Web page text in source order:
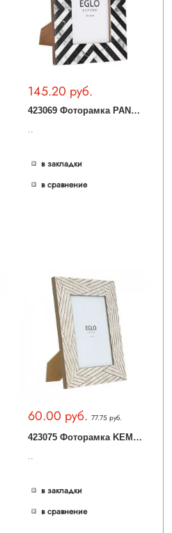
145.20 руб.
4
23069 Фоторамка PANAON, L215, B15, H165, пластик, стекло, черный, белый
..
в закладки
в сравнение
60.00 руб. 77.75 руб.
4
23075 Фоторамка KEMAYAN, L200, B15, H250, пластик, стекло, бежевый
..
в закладки
в сравнение